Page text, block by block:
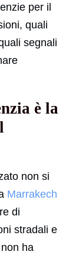
per il
quali
segnali
è la
non si
Marrakech
di
stradali e
ha